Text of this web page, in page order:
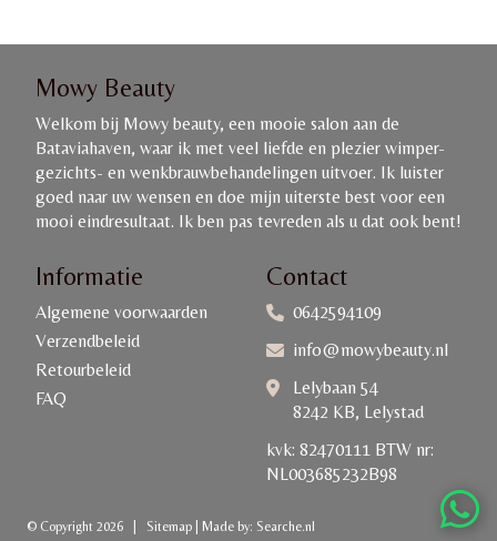
Mowy Beauty
Welkom bij Mowy beauty, een mooie salon aan de
Bataviahaven, waar ik met veel liefde en plezier wimper-
gezichts- en wenkbrauwbehandelingen uitvoer. Ik luister
goed naar uw wensen en doe mijn uiterste best voor een
mooi eindresultaat. Ik ben pas tevreden als u dat ook bent!
Informatie
Algemene voorwaarden
Verzendbeleid
Retourbeleid
FAQ
Contact
0642594109
info@mowybeauty.nl
Lelybaan 54
8242 KB, Lelystad
kvk: 82470111 BTW nr:
NL003685232B98
© Copyright 2026 Sitemap Made by: Searche.nl